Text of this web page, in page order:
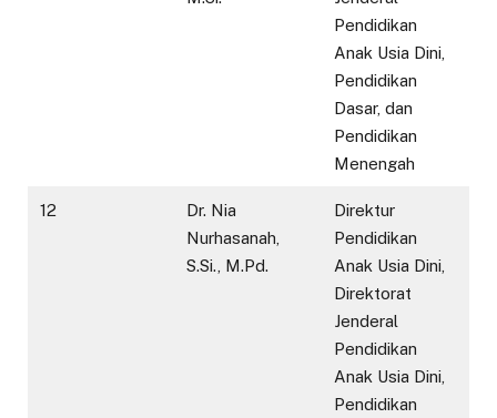
Pendidikan
Anak Usia Dini,
Pendidikan
Dasar, dan
Pendidikan
Menengah
12
Dr. Nia
Nurhasanah,
S.Si., M.Pd.
Direktur
Pendidikan
Anak Usia Dini,
Direktorat
Jenderal
Pendidikan
Anak Usia Dini,
Pendidikan